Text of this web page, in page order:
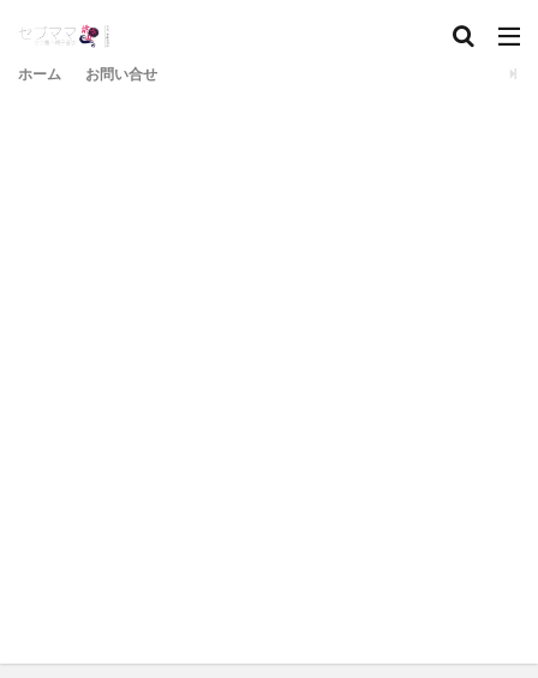
ホーム お問い合せ